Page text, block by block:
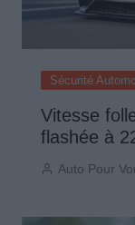
Sécurité
Vitesse
flashée à
Auto Pour